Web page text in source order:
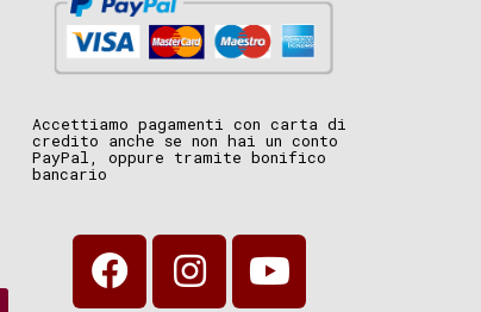
Accettiamo pagamenti con carta di
credito anche se non hai un conto
PayPal, oppure tramite bonifico
bancario